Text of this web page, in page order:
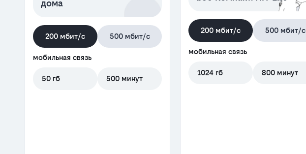
дома
200 мбит/с 500 мбит/с
мобильная связь
50 гб 500 минут
200 мбит/с 500 мбит/с
мобильная связь
1024 гб 800 минут